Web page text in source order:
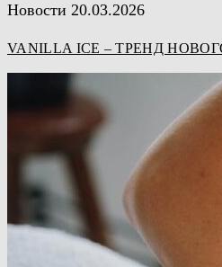
Новости 20.03.2026
VANILLA ICE – ТРЕНД